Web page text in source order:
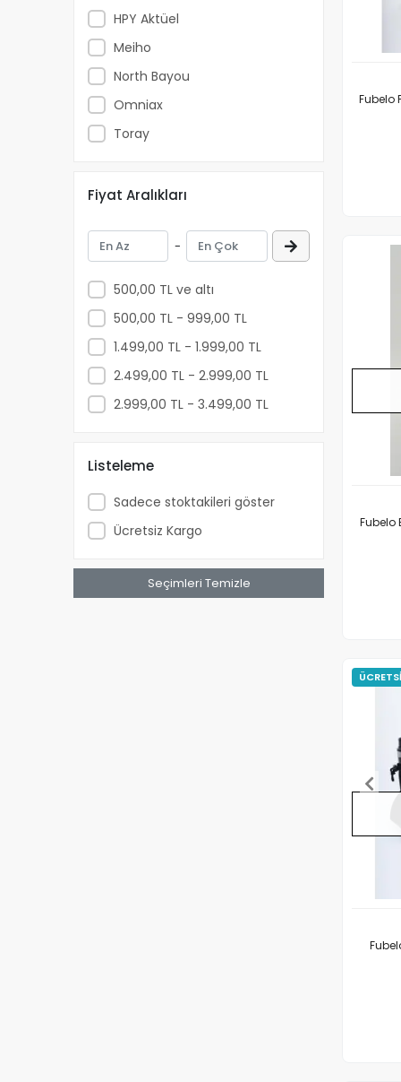
HPY Aktüel
Meiho
North Bayou
Omniax
Toray
Fiyat Aralıkları
-
500,00 TL ve altı
500,00 TL - 999,00 TL
1.499,00 TL - 1.999,00 TL
2.499,00 TL - 2.999,00 TL
2.999,00 TL - 3.499,00 TL
Listeleme
Sadece stoktakileri göster
Ücretsiz Kargo
Seçimleri Temizle
Fubelo
Fubelo